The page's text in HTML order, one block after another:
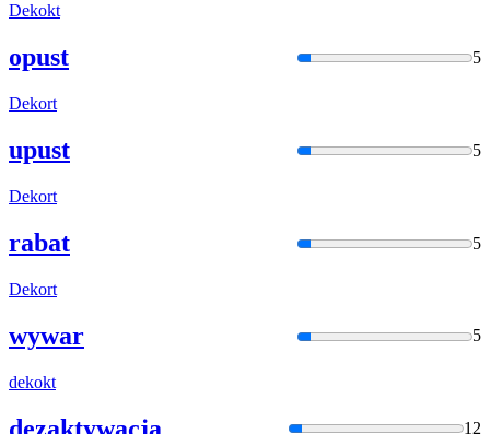
Dekokt
opust 5
Dekort
upust 5
Dekort
rabat 5
Dekort
wywar 5
dekokt
dezaktywacja 12